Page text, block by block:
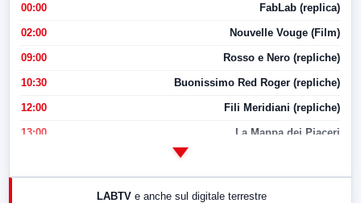
00:00 FabLab (replica)
02:00 Nouvelle Vouge (Film)
09:00 Rosso e Nero (repliche)
10:30 Buonissimo Red Roger (repliche)
12:00 Fili Meridiani (repliche)
13:00 La Mappa dei Piaceri
17:00 LabNews (replica)
LABTV e anche sul digitale terrestre